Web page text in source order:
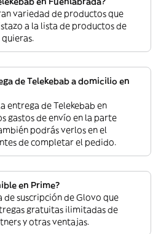
variedad de productos que
a la lista de productos de
de Telekebab a domicilio en
entrega de Telekebab en
gastos de envío en la parte
podrás verlos en el
de completar el pedido.
en Prime?
de suscripción de Glovo que
gratuitas ilimitadas de
y otras ventajas.